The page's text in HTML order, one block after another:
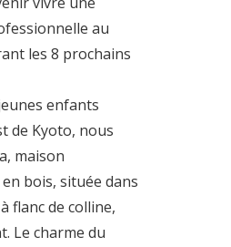
au
les 8 prochains
enfants
de Kyoto, nous
maison
bois, située dans
flanc de colline,
Le charme du